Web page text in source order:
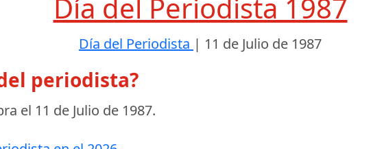
Día del Periodista 1987
Día del Periodista | 11 de Julio de 1987
periodista?
el 11 de Julio de 1987.